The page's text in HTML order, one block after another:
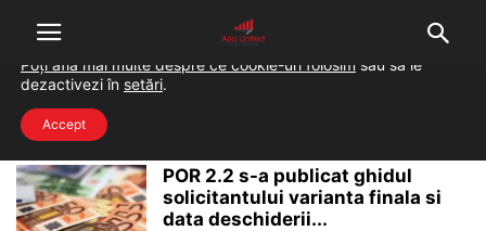
Home Tags POR 2.2
POR 2.2
POR 2.2 s-a publicat ghidul
solicitantului varianta finala si
data deschiderii...
Folosim cookie-uri pentru a-ți oferi cea mai bună experiență pe
situl nostru.
Poți afla mai multe despre ce cookie-uri folosim sau să le
dezactivezi în setări.
Accept